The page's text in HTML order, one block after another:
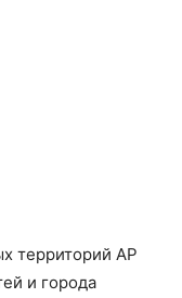
территорий АР
и города